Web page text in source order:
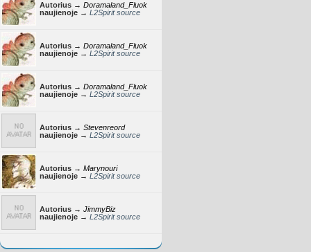
Autorius → Doramaland_Fluok
naujienoje → L2Spirit source
Autorius → Doramaland_Fluok
naujienoje → L2Spirit source
Autorius → Doramaland_Fluok
naujienoje → L2Spirit source
Autorius → Stevenreord
naujienoje → L2Spirit source
Autorius → Marynouri
naujienoje → L2Spirit source
Autorius → JimmyBiz
naujienoje → L2Spirit source